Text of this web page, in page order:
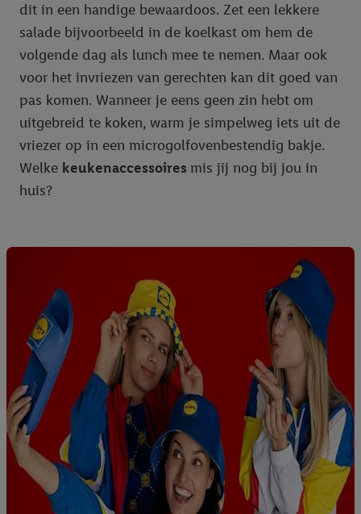
dit in een handige bewaardoos. Zet een lekkere
salade bijvoorbeeld in de koelkast om hem de
volgende dag als lunch mee te nemen. Maar ook
voor het invriezen van gerechten kan dit goed van
pas komen. Wanneer je eens geen zin hebt om
uitgebreid te koken, warm je simpelweg iets uit de
vriezer op in een microgolfovenbestendig bakje.
Welke keukenaccessoiresmis jij nog bij jou in
huis?